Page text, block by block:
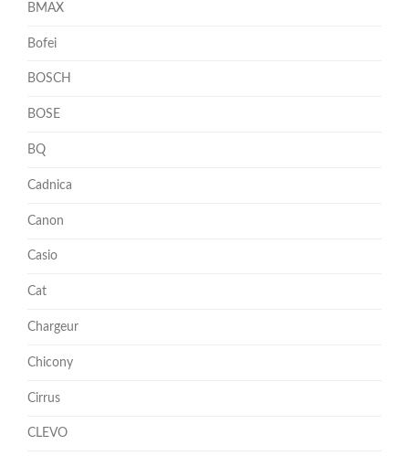
BMAX
Bofei
BOSCH
BOSE
BQ
Cadnica
Canon
Casio
Cat
Chargeur
Chicony
Cirrus
CLEVO